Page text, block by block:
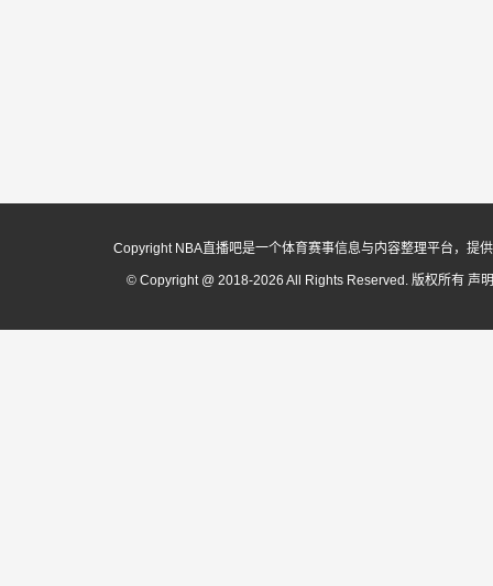
Copyright NBA直播吧是一个体育赛事信息与内容整理平台，提
© Copyright @ 2018-2026 All Rights Reserved. 版权所有 声